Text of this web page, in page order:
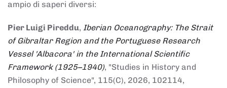
ampio di saperi diversi:
Pier Luigi Pireddu, Iberian Oceanography: The Strait
of Gibraltar Region and the Portuguese Research
Vessel 'Albacora' in the International Scientific
Framework (1925–1940), "Studies in History and
Philosophy of Science", 115(C), 2026, 102114,